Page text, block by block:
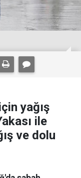
yağış
ile
ve dolu